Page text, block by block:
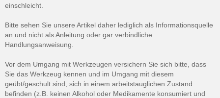
einschleicht.
Bitte sehen Sie unsere Artikel daher lediglich als Informationsquelle
an und nicht als Anleitung oder gar verbindliche
Handlungsanweisung.
Vor dem Umgang mit Werkzeugen versichern Sie sich bitte, dass
Sie das Werkzeug kennen und im Umgang mit diesem
geübt/geschult sind, sich in einem arbeitstauglichen Zustand
befinden (z.B. keinen Alkohol oder Medikamente konsumiert und